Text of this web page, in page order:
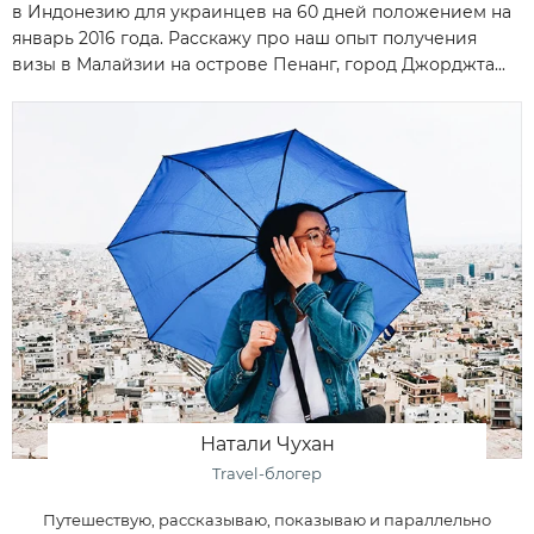
в Индонезию для украинцев на 60 дней положением на
январь 2016 года. Расскажу про наш опыт получения
визы в Малайзии на острове Пенанг, город Джорджта...
Натали Чухан
Travel-блогер
Путешествую, рассказываю, показываю и параллельно